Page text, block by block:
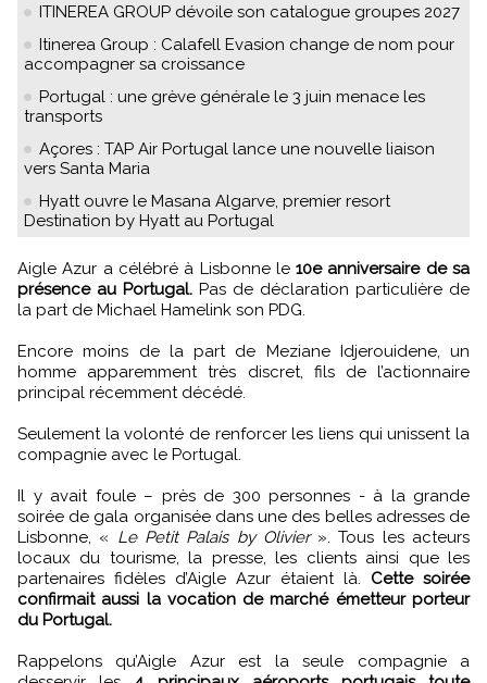
ITINEREA GROUP dévoile son catalogue groupes 2027
Itinerea Group : Calafell Evasion change de nom pour
accompagner sa croissance
Portugal : une grève générale le 3 juin menace les
transports
Açores : TAP Air Portugal lance une nouvelle liaison
vers Santa Maria
Hyatt ouvre le Masana Algarve, premier resort
Destination by Hyatt au Portugal
Aigle Azur a célébré à Lisbonne le10e anniversaire de sa
présence au Portugal. Pas de déclaration particulière de
la part de Michael Hamelink son PDG.
Encore moins de la part de Meziane Idjerouidene, un
homme apparemment très discret, fils de l’actionnaire
principal récemment décédé.
Seulement la volonté de renforcer les liens qui unissent la
compagnie avec le Portugal.
Il y avait foule – près de 300 personnes - à la grande
soirée de gala organisée dans une des belles adresses de
Lisbonne, « Le Petit Palais by Olivier». Tous les acteurs
locaux du tourisme, la presse, les clients ainsi que les
partenaires fidèles d’Aigle Azur étaient là. Cette soirée
confirmait aussi la vocation de marché émetteur porteur
du Portugal.
Rappelons qu’Aigle Azur est la seule compagnie a